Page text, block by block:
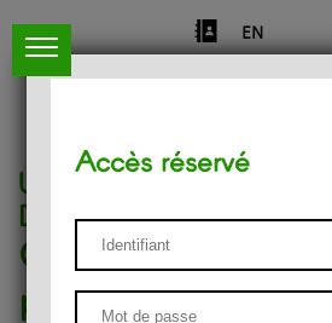
EN
Université de Liège
Département de
Centre de
Accès réservé